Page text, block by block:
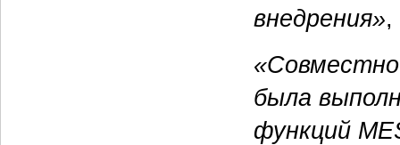
внедрения»,
была
функций